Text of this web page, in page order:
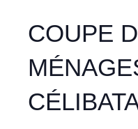
COUPE